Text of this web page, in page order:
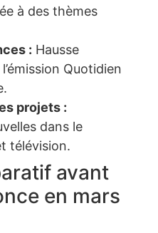
à des thèmes
: Hausse
Quotidien
projets :
dans le
télévision.
avant
en mars